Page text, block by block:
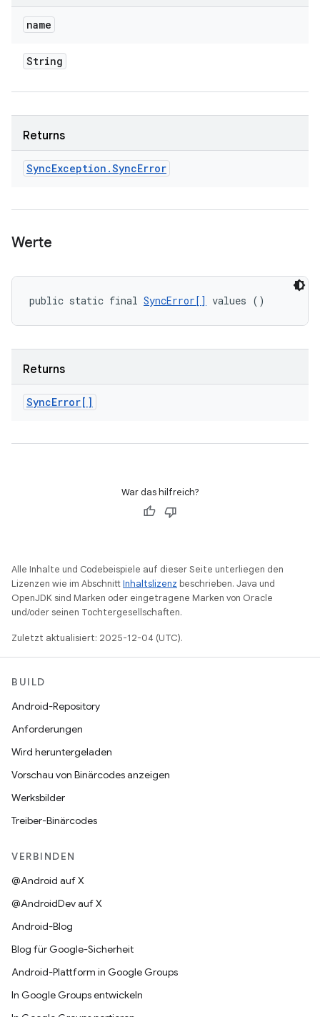
name
String
Returns
SyncException .SyncError
Werte
public static final SyncError[] values ()
Returns
SyncError[]
War das hilfreich?
Alle Inhalte und Codebeispiele auf dieser Seite unterliegen den
Lizenzen wie im AbschnittInhaltslizenz beschrieben. Java und
OpenJDK sind Marken oder eingetragene Marken von Oracle
und/oder seinen Tochtergesellschaften.
Zuletzt aktualisiert: 2025-12-04 (UTC).
BUILD
Android-Repository
Anforderungen
Wird heruntergeladen
Vorschau von Binärcodes anzeigen
Werksbilder
Treiber-Binärcodes
VERBINDEN
@Android auf X
@AndroidDev auf X
Android-Blog
Blog für Google-Sicherheit
Android-Plattform in Google Groups
In Google Groups entwickeln